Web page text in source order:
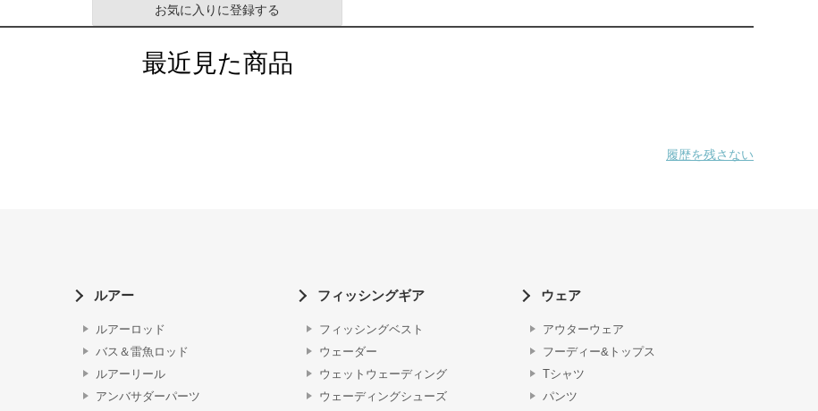
お気に入りに登録する
最近見た商品
履歴を残さない
ルアー
ルアーロッド
バス＆雷魚ロッド
ルアーリール
アンバサダーパーツ
フィッシングギア
フィッシングベスト
ウェーダー
ウェットウェーディング
ウェーディングシューズ
ウェア
アウターウェア
フーディー&トップス
Tシャツ
パンツ